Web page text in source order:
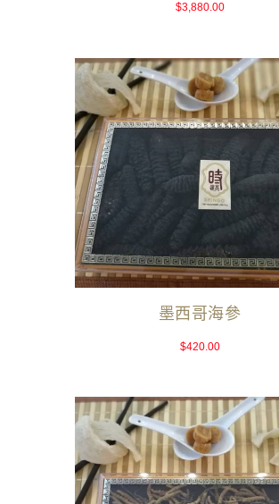
$3,880.00
墨西哥海參
$420.00